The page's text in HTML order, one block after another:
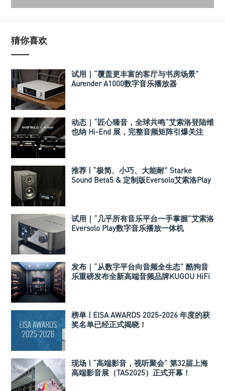
猜你喜欢
试用｜“覆盖更丰富的客厅与书房场景”
Aurender A1000数字音乐播放器
动态｜“匠心臻音，全球共鸣”艾索洛登陆维
也纳 Hi-End 展，完整音频矩阵引爆关注
推荐 | “极简、小巧、大能耐” Starke
Sound Beta5 & 定制版Eversolo艾索洛Play
试用｜“几乎所有音乐平台一手掌握”艾索洛
Eversolo Play数字音乐播放一体机
发布｜“从数字平台向音频全生态” 酷狗音
乐重磅发布全新高端音频品牌KUGOU HiFi
榜单 | EISA AWARDS 2025-2026 年度的获
奖名单已经正式揭晓！
现场 | “高端影音，视听聚会” 第32届上海
高端影音展（TAS2025）正式开幕！